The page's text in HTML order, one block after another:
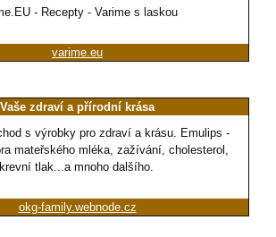
- Recepty - Varime s laskou
varime.eu
Vaše zdraví a přírodní krása
s výrobky pro zdraví a krásu. Emulips -
mateřského mléka, zažívání, cholesterol,
krevní tlak...a mnoho dalšího.
okg-family.webnode.cz